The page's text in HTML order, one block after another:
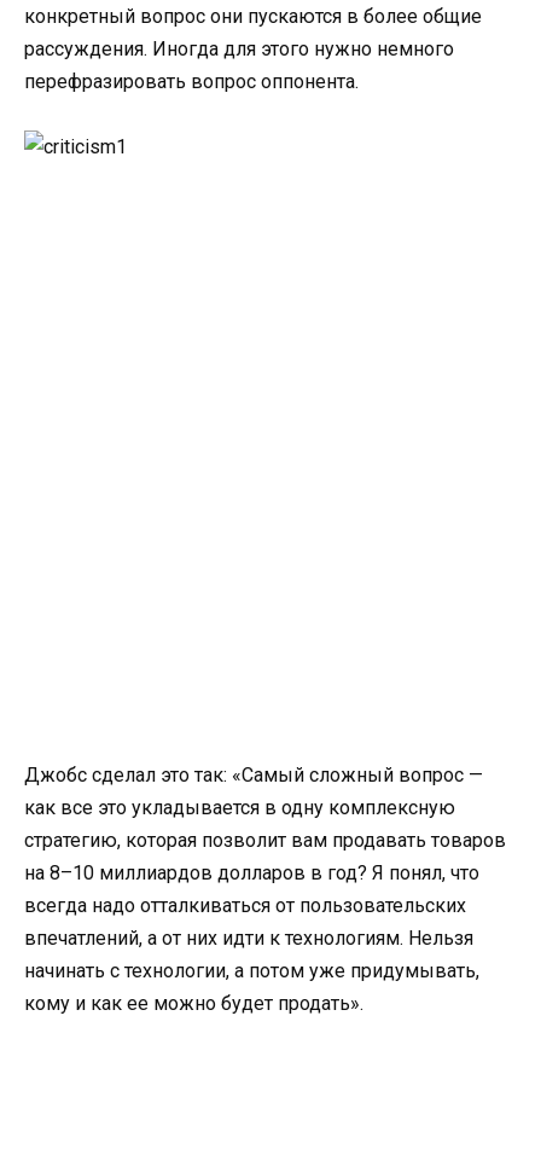
конкретный вопрос они пускаются в более общие
рассуждения. Иногда для этого нужно немного
перефразировать вопрос оппонента.
Джобс сделал это так: «Самый сложный вопрос —
как все это укладывается в одну комплексную
стратегию, которая позволит вам продавать товаров
на 8–10 миллиардов долларов в год? Я понял, что
всегда надо отталкиваться от пользовательских
впечатлений, а от них идти к технологиям. Нельзя
начинать с технологии, а потом уже придумывать,
кому и как ее можно будет продать».